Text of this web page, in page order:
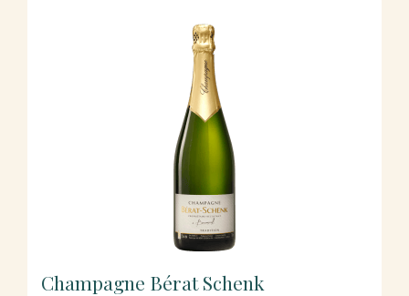
Champagne Bérat Schenk